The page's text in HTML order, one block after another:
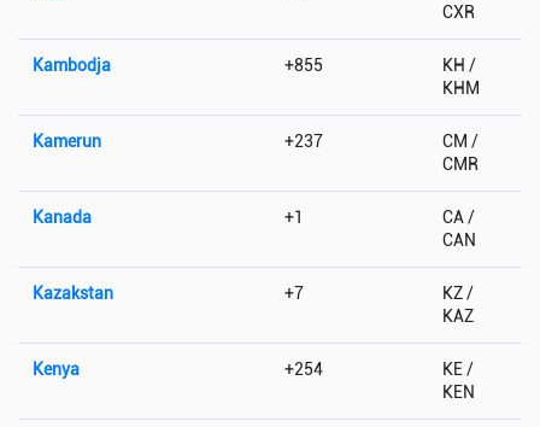
CXR
Kambodja +855
KH /
KHM
Kamerun +237
CM /
CMR
Kanada +1
CA /
CAN
Kazakstan +7
KZ /
KAZ
Kenya +254
KE /
KEN